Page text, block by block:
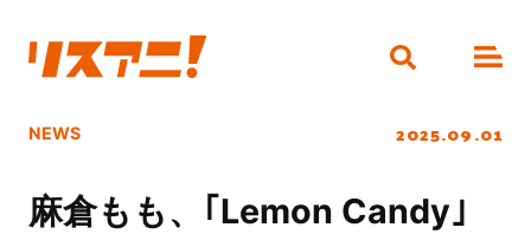
NEWS 2025.09.01
麻倉もも、｢Lemon Candy｣